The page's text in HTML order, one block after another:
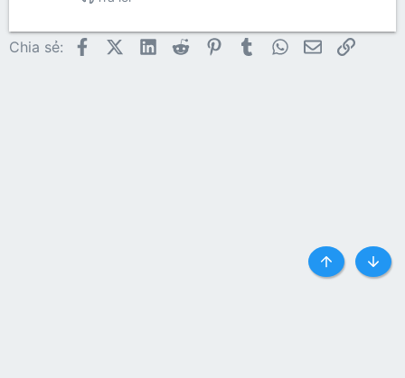
Chia sẻ: FacebookX (Twitter)
LinkedInReddit Pinterest
TumblrWhatsApp
EmailLink
Top